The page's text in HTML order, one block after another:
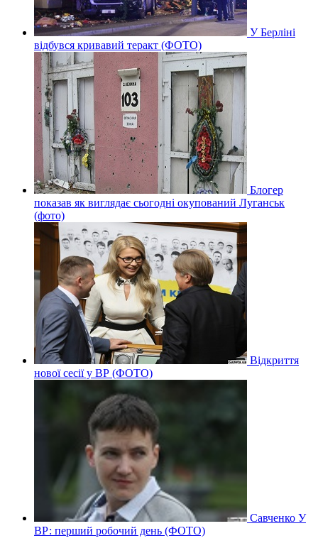
У Берліні
відбувся кривавий теракт (ФОТО)
Блогер
показав як виглядає сьогодні окупований Луганськ
(фото)
Відкриття
нової сесії у ВР (ФОТО)
Савченко У
ВР: перший робочий день (ФОТО)